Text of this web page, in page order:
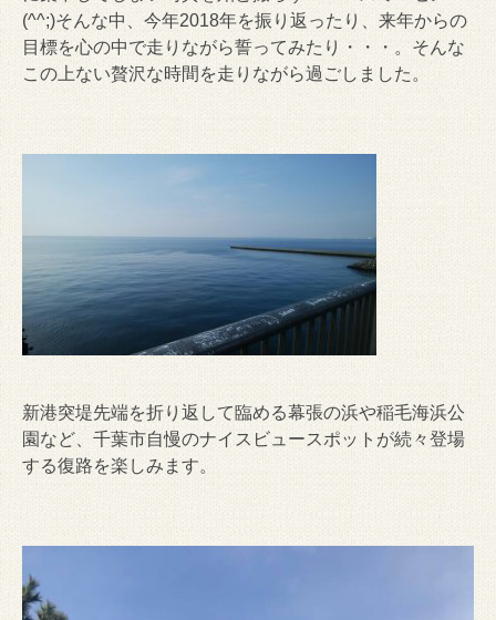
(^^;)そんな中、今年2018年を振り返ったり、来年からの
目標を心の中で走りながら誓ってみたり・・・。そんな
この上ない贅沢な時間を走りながら過ごしました。
新港突堤先端を折り返して臨める幕張の浜や稲毛海浜公
園など、千葉市自慢のナイスビュースポットが続々登場
する復路を楽しみます。